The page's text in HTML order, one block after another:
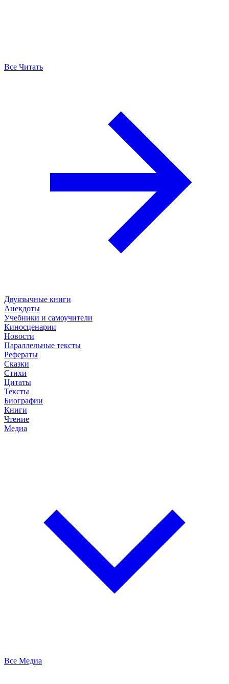
Все Читать
Двуязычные книги
Анекдоты
Учебники и самоучители
Киносценарии
Новости
Параллельные тексты
Рефераты
Сказки
Стихи
Цитаты
Тексты
Биографии
Книги
Чтение
Медиа
Все Медиа